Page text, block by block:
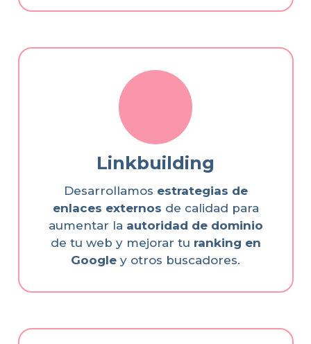
Linkbuilding
Desarrollamos estrategias de
enlaces externos de calidad para
aumentar la autoridad de dominio
de tu web y mejorar tu ranking en
Google y otros buscadores.